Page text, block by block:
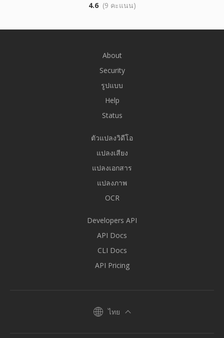
4.6 (9 คะแนน)
About
Security
รูปแบบ
Help
Status
ตัวแปลงวิดีโอ
แปลงเสียง
แปลงเอกสาร
แปลงภาพ
OCR
Developers API
API Docs
CLI Docs
API Pricing
ไทย